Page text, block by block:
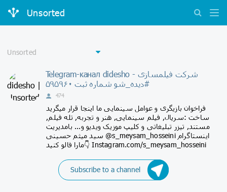
Unsorted
Telegram-канал didesho - شرکت فیلمسازی
#دیده_شو شماره ثبت ۵۹۵۹۶۰
474
فراخوان بازیگری و عوامل سینمایی ما اینجا قرار میگرید
ساخت :سریال, فیلم سینمایی, هنر و تجربه, تله فیلم,
مستند, تیزر تبلیغاتی و کلیپ موزیک ویدیو و... بامدیریت
سید میثم حسینی @s_meysam_hosseini اینستاگرام
مارا فالو کنید👇 Instagram.com/s_meysam_hosseini
Subscribe to a channel